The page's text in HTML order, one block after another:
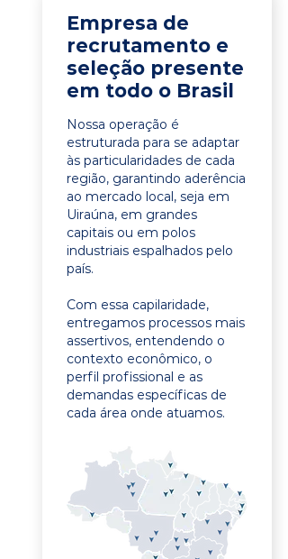
Empresa de
recrutamento e
seleção presente
em todo o Brasil
Nossa operação é
estruturada para se adaptar
às particularidades de cada
região, garantindo aderência
ao mercado local, seja em
Uiraúna, em grandes
capitais ou em polos
industriais espalhados pelo
país.
Com essa capilaridade,
entregamos processos mais
assertivos, entendendo o
contexto econômico, o
perfil profissional e as
demandas específicas de
cada área onde atuamos.